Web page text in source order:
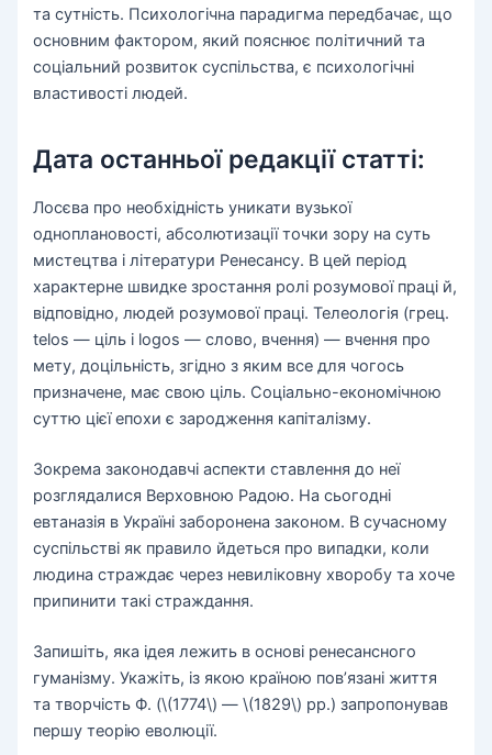
та сутність. Психологічна парадигма передбачає, що
основним фактором, який пояснює політичний та
соціальний розвиток суспільства, є психологічні
властивості людей.
Дата останньої редакції статті:
Лосєва про необхідність уникати вузької
одноплановості, абсолютизації точки зору на суть
мистецтва і літератури Ренесансу. В цей період
характерне швидке зростання ролі розумової праці й,
відповідно, людей розумової праці. Телеологія (грец.
telos — ціль і logos — слово, вчення) — вчення про
мету, доцільність, згідно з яким все для чогось
призначене, має свою ціль. Соціально-економічною
суттю цієї епохи є зародження капіталізму.
Зокрема законодавчі аспекти ставлення до неї
розглядалися Верховною Радою. На сьогодні
евтаназія в Україні заборонена законом. В сучасному
суспільстві як правило йдеться про випадки, коли
людина страждає через невиліковну хворобу та хоче
припинити такі страждання.
Запишіть, яка ідея лежить в основі ренесансного
гуманізму. Укажіть, із якою країною пов’язані життя
та творчість Ф. (\(1774\) — \(1829\) рр.) запропонував
першу теорію еволюції.